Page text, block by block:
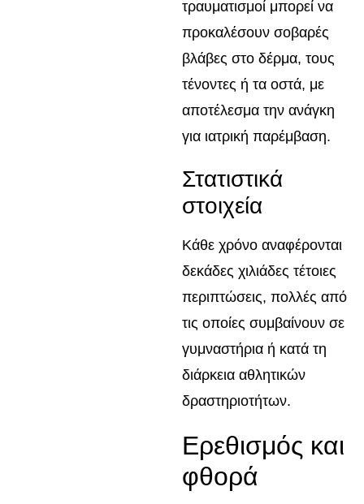
τραυματισμοί μπορεί να
προκαλέσουν σοβαρές
βλάβες στο δέρμα, τους
τένοντες ή τα οστά, με
αποτέλεσμα την ανάγκη
για ιατρική παρέμβαση.
Στατιστικά
στοιχεία
Κάθε χρόνο αναφέρονται
δεκάδες χιλιάδες τέτοιες
περιπτώσεις, πολλές από
τις οποίες συμβαίνουν σε
γυμναστήρια ή κατά τη
διάρκεια αθλητικών
δραστηριοτήτων.
Ερεθισμός και
φθορά